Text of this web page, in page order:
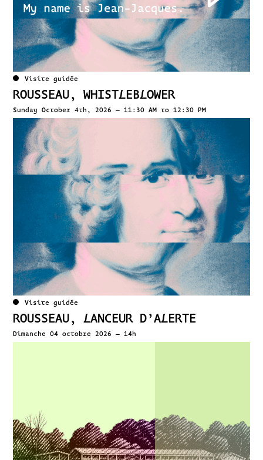
Visite guidée
ROUSSEAU, WHISTLEBLOWER
Sunday October 4th, 2026 – 11:30 AM to 12:30 PM
Visite guidée
ROUSSEAU, LANCEUR D’ALERTE
Dimanche 04 octobre 2026 – 14h